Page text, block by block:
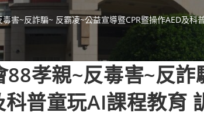
害~反詐騙~ 反霸凌~公益宣導暨CPR暨操作AED及科
孝親~反毒害~反
科普童玩AI課程教育